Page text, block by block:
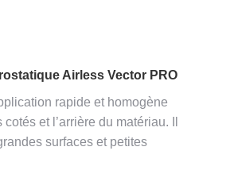
Airless Vector PRO​
rapide et homogène
cotés et l’arrière du matériau. Il
surfaces et petites